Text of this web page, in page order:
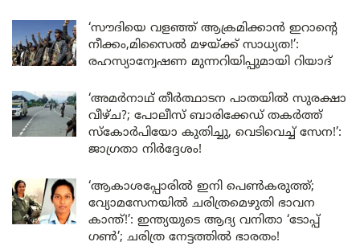
‘സൗദിയെ വളഞ്ഞ് ആക്രമിക്കാൻ ഇറാന്റെ
നീക്കം,മിസൈൽ മഴയ്ക്ക് സാധ്യത!’:
രഹസ്യാന്വേഷണ മുന്നറിയിപ്പുമായി റിയാദ്
‘അമർനാഥ് തീർത്ഥാടന പാതയിൽ സുരക്ഷാ
വീഴ്ച?; പോലീസ് ബാരിക്കേഡ് തകർത്ത്
സ്കോർപിയോ കുതിച്ചു, വെടിവെച്ച് സേന!’:
ജാഗ്രതാ നിർദ്ദേശം!
‘ആകാശപ്പോരിൽ ഇനി പെൺകരുത്ത്;
വ്യോമസേനയിൽ ചരിത്രമെഴുതി ഭാവന
കാന്ത്!’: ഇന്ത്യയുടെ ആദ്യ വനിതാ ‘ടോപ്പ്
ഗൺ’; ചരിത്ര നേട്ടത്തിൽ ഭാരതം!